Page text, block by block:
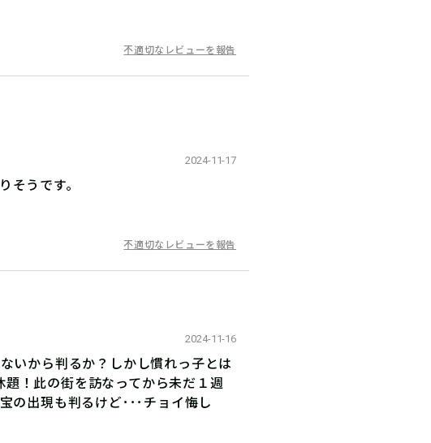
不適切なレビューを報告
2024-11-17
うです。
不適切なレビューを報告
2024-11-16
いから判るか？しかし慣れっ子とは
！此の街を訪なってから未だ１週
の出現も判るけど･･･チョイ悔し